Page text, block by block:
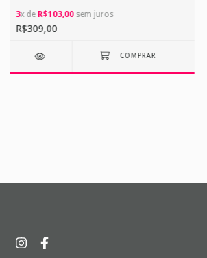
3x de R$103,00sem juros
R$309,00